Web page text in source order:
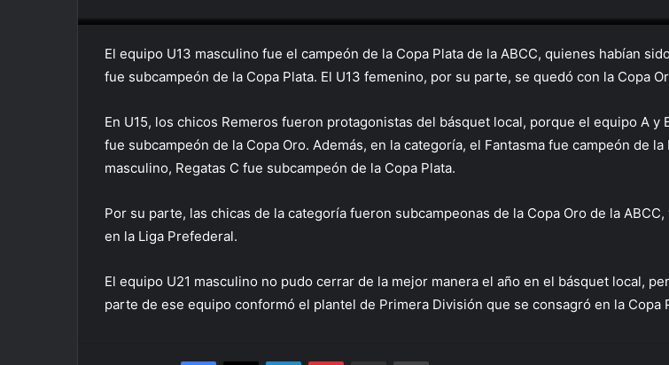
U11 Femenino U15 B
U13 B U15 Femenino
El equipo U13 masculino fue el campeón de la Copa Plata de la ABCC, quienes habían
fue subcampeón de la Copa Plata. El U13 femenino, por su parte, se quedó con la Copa
En U15, los chicos Remeros fueron protagonistas del básquet local, porque el equipo A
fue subcampeón de la Copa Oro. Además, en la categoría, el Fantasma fue campeón de
masculino, Regatas C fue subcampeón de la Copa Plata.
Por su parte, las chicas de la categoría fueron subcampeonas de la Copa Oro de la
en la Liga Prefederal.
El equipo U21 masculino no pudo cerrar de la mejor manera el año en el básquet local,
parte de ese equipo conformó el plantel de Primera División que se consagró en la
Facebook
X LinkedInPinterest Compartir vía correo electrónicoImprimir